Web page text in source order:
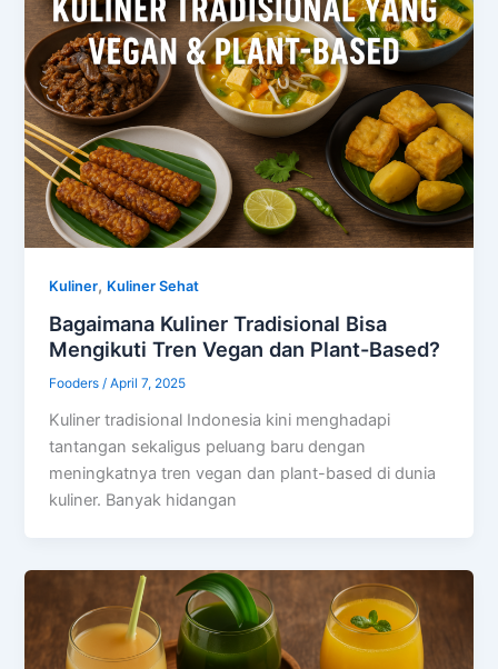
Kuliner, Kuliner Sehat
Bagaimana Kuliner Tradisional Bisa
Mengikuti Tren Vegan dan Plant-Based?
Fooders/April 7, 2025
Kuliner tradisional Indonesia kini menghadapi
tantangan sekaligus peluang baru dengan
meningkatnya tren vegan dan plant-based di dunia
kuliner. Banyak hidangan